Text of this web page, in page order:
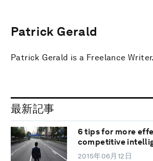
Patrick Gerald
Patrick Gerald is a Freelance Writer.
最新記事
6 tips for more
competitive
2015年06月12日